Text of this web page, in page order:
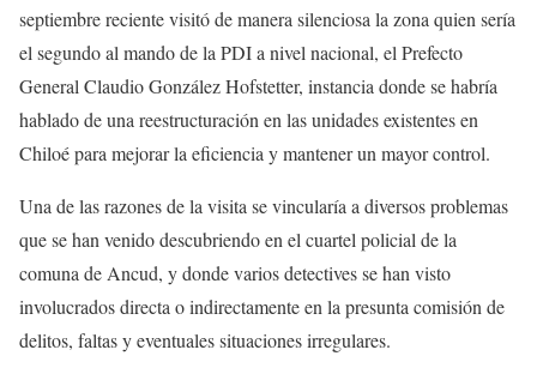
septiembre reciente visitó de manera silenciosa la zona quien sería
el segundo al mando de la PDI a nivel nacional, el Prefecto
General Claudio González Hofstetter, instancia donde se habría
hablado de una reestructuración en las unidades existentes en
Chiloé para mejorar la eficiencia y mantener un mayor control.
Una de las razones de la visita se vincularía a diversos problemas
que se han venido descubriendo en el cuartel policial de la
comuna de Ancud, y donde varios detectives se han visto
involucrados directa o indirectamente en la presunta comisión de
delitos, faltas y eventuales situaciones irregulares.